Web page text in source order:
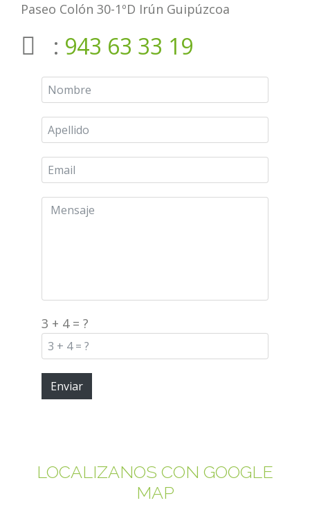
Paseo Colón 30-1ºD Irún Guipúzcoa
: 943 63 33 19
3 + 4 = ?
Enviar
LOCALIZANOS CON GOOGLE
MAP